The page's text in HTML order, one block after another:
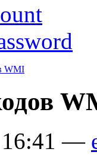
WMI
16:41 —